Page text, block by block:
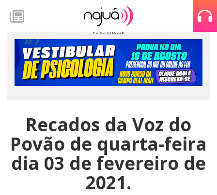
Recados da Voz do
Povão de quarta-feira
dia 03 de fevereiro de
2021.